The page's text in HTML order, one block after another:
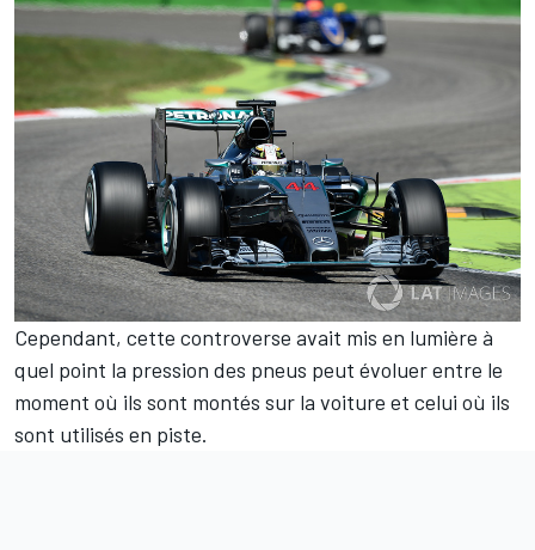
Cependant, cette controverse avait mis en lumière à
quel point la pression des pneus peut évoluer entre le
moment où ils sont montés sur la voiture et celui où ils
sont utilisés en piste.